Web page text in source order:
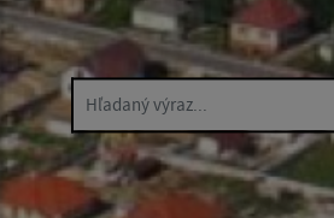
Hľadaný výraz...